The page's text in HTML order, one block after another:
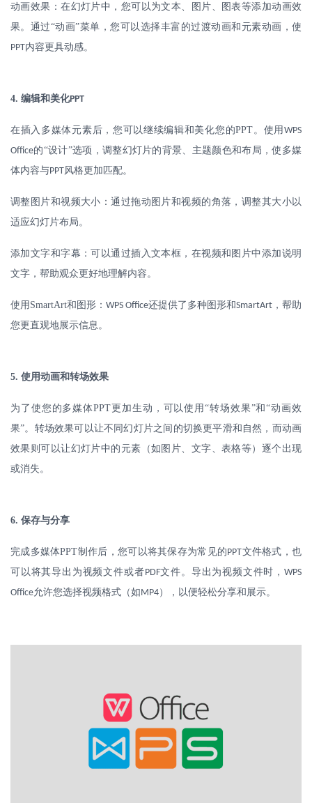
动画效果：在幻灯片中，您可以为文本、图片、图表等添加动画效
果。通过“动画”菜单，您可以选择丰富的过渡动画和元素动画，使
PPT内容更具动感。
4. 编辑和美化PPT
在插入多媒体元素后，您可以继续编辑和美化您的PPT 。使用WPS
Office的“设计”选项，调整幻灯片的背景、主题颜色和布局，使多媒
体内容与PPT 风格更加匹配。
调整图片和视频大小：通过拖动图片和视频的角落，调整其大小以
适应幻灯片布局。
添加文字和字幕：可以通过插入文本框，在视频和图片中添加说明
文字，帮助观众更好地理解内容。
使用 SmartArt和图形： WPS Office还提供了多种图形和SmartArt ，帮助
您更直观地展示信息。
5. 使用动画和转场效果
为了使您的多媒体PPT更加生动，可以使用“转场效果”和“动画效
果”。转场效果可以让不同幻灯片之间的切换更平滑和自然，而动画
效果则可以让幻灯片中的元素（如图片、文字、表格等）逐个出现
或消失。
6. 保存与分享
完成多媒体PPT制作后，您可以将其保存为常见的 PPT文件格式，也
可以将其导出为视频文件或者 PDF文件。导出为视频文件时， WPS
Office允许您选择视频格式（如 MP4），以便轻松分享和展示。